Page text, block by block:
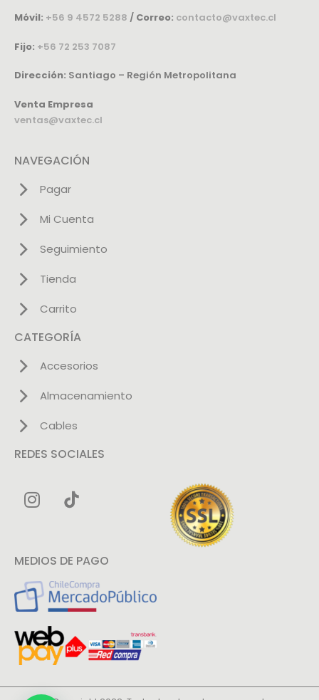
Móvil: +56 9 4572 5288 / Correo: contacto@vaxtec.cl
Fijo: +56 72 253 7087
Dirección: Santiago – Región Metropolitana
Venta Empresa
ventas@vaxtec.cl
NAVEGACIÓN
Pagar
Mi Cuenta
Seguimiento
Tienda
Carrito
CATEGORÍA
Accesorios
Almacenamiento
Cables
REDES SOCIALES
MEDIOS DE PAGO